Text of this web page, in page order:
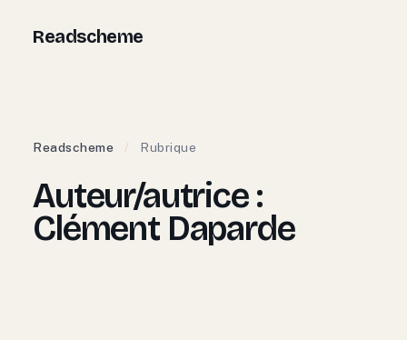
Readscheme
Readscheme / Rubrique
Auteur/autrice :
Clément Daparde